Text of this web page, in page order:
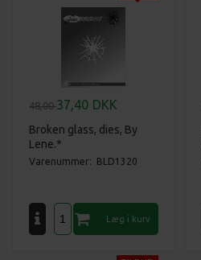
48,0037,40 DKK
Broken glass, dies, By
Lene.*
Varenummer: BLD1320